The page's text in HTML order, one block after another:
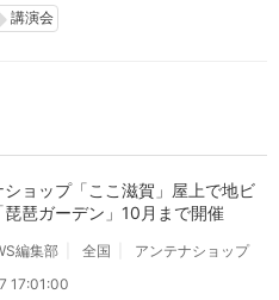
講演会
ョップ「ここ滋賀」屋上で地ビ
琶ガーデン」10月まで開催
編集部 全国
アンテナショップ
17:01:00